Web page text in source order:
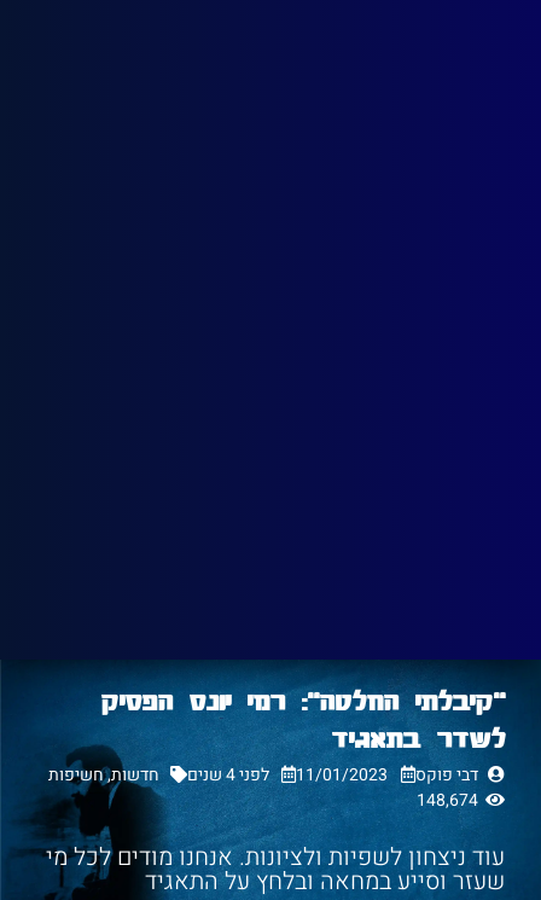
"קיבלתי החלטה": רמי יונס הפסיק
לשדר בתאגיד
דבי פוקס 11/01/2023 לפני 4 שנים חדשות,חשיפות
148,674
עוד ניצחון לשפיות ולציונות. אנחנו מודים לכל מי
שעזר וסייע במחאה ובלחץ על התאגיד